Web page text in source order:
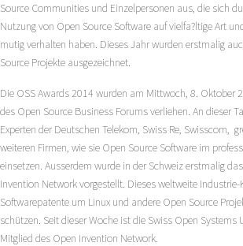
Source Communities und Einzelpersonen aus, die sich
Nutzung von Open Source Software auf vielfa?ltige Art
mutig verhalten haben. Dieses Jahr wurden erstmalig
Source Projekte ausgezeichnet.
Die OSS Awards 2014 wurden am Mittwoch, 8. Oktober
des Open Source Business Forums verliehen. An dieser
Experten der Deutschen Telekom, Swiss Re, Swisscom,
weiteren Firmen, wie sie Open Source Software im
einsetzen. Ausserdem wurde in der Schweiz erstmalig
Invention Network vorgestellt. Dieses weltweite
Softwarepatente um Linux und andere Open Source
schützen. Seit dieser Woche ist die Swiss Open Systems
Mitglied des Open Invention Network.